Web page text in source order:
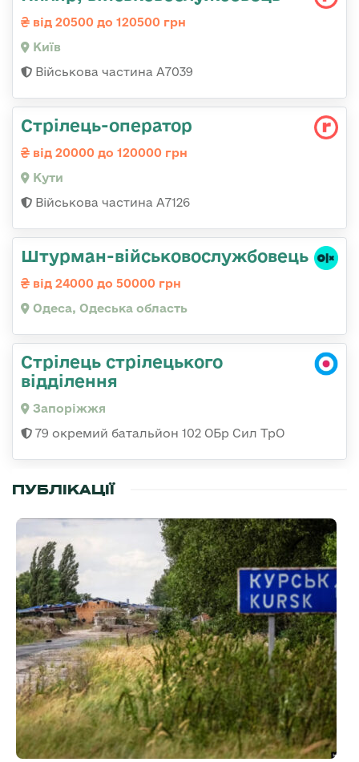
від 20500 до 120500 грн
Київ
Військова частина А7039
Стрілець-оператор
від 20000 до 120000 грн
Кути
Військова частина А7126
Штурман-військовослужбовець
від 24000 до 50000 грн
Одеса, Одеська область
Стрілець стрілецького
відділення
Запоріжжя
79 окремий батальйон 102 ОБр Сил ТрО
ПУБЛІКАЦІЇ